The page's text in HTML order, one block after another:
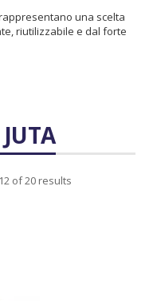
una scelta
riutilizzabile e dal forte
of 20 results